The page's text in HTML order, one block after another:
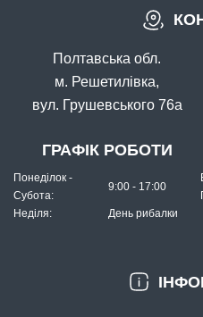
24 грн
Гачок Fanatik
Полтавська обл.
м. Решетилівка,
вул. Грушевського 76а
ГРАФІК РОБОТИ
Понеділок -
Субота:
9:00 - 17:00
Неділя: День рибалки